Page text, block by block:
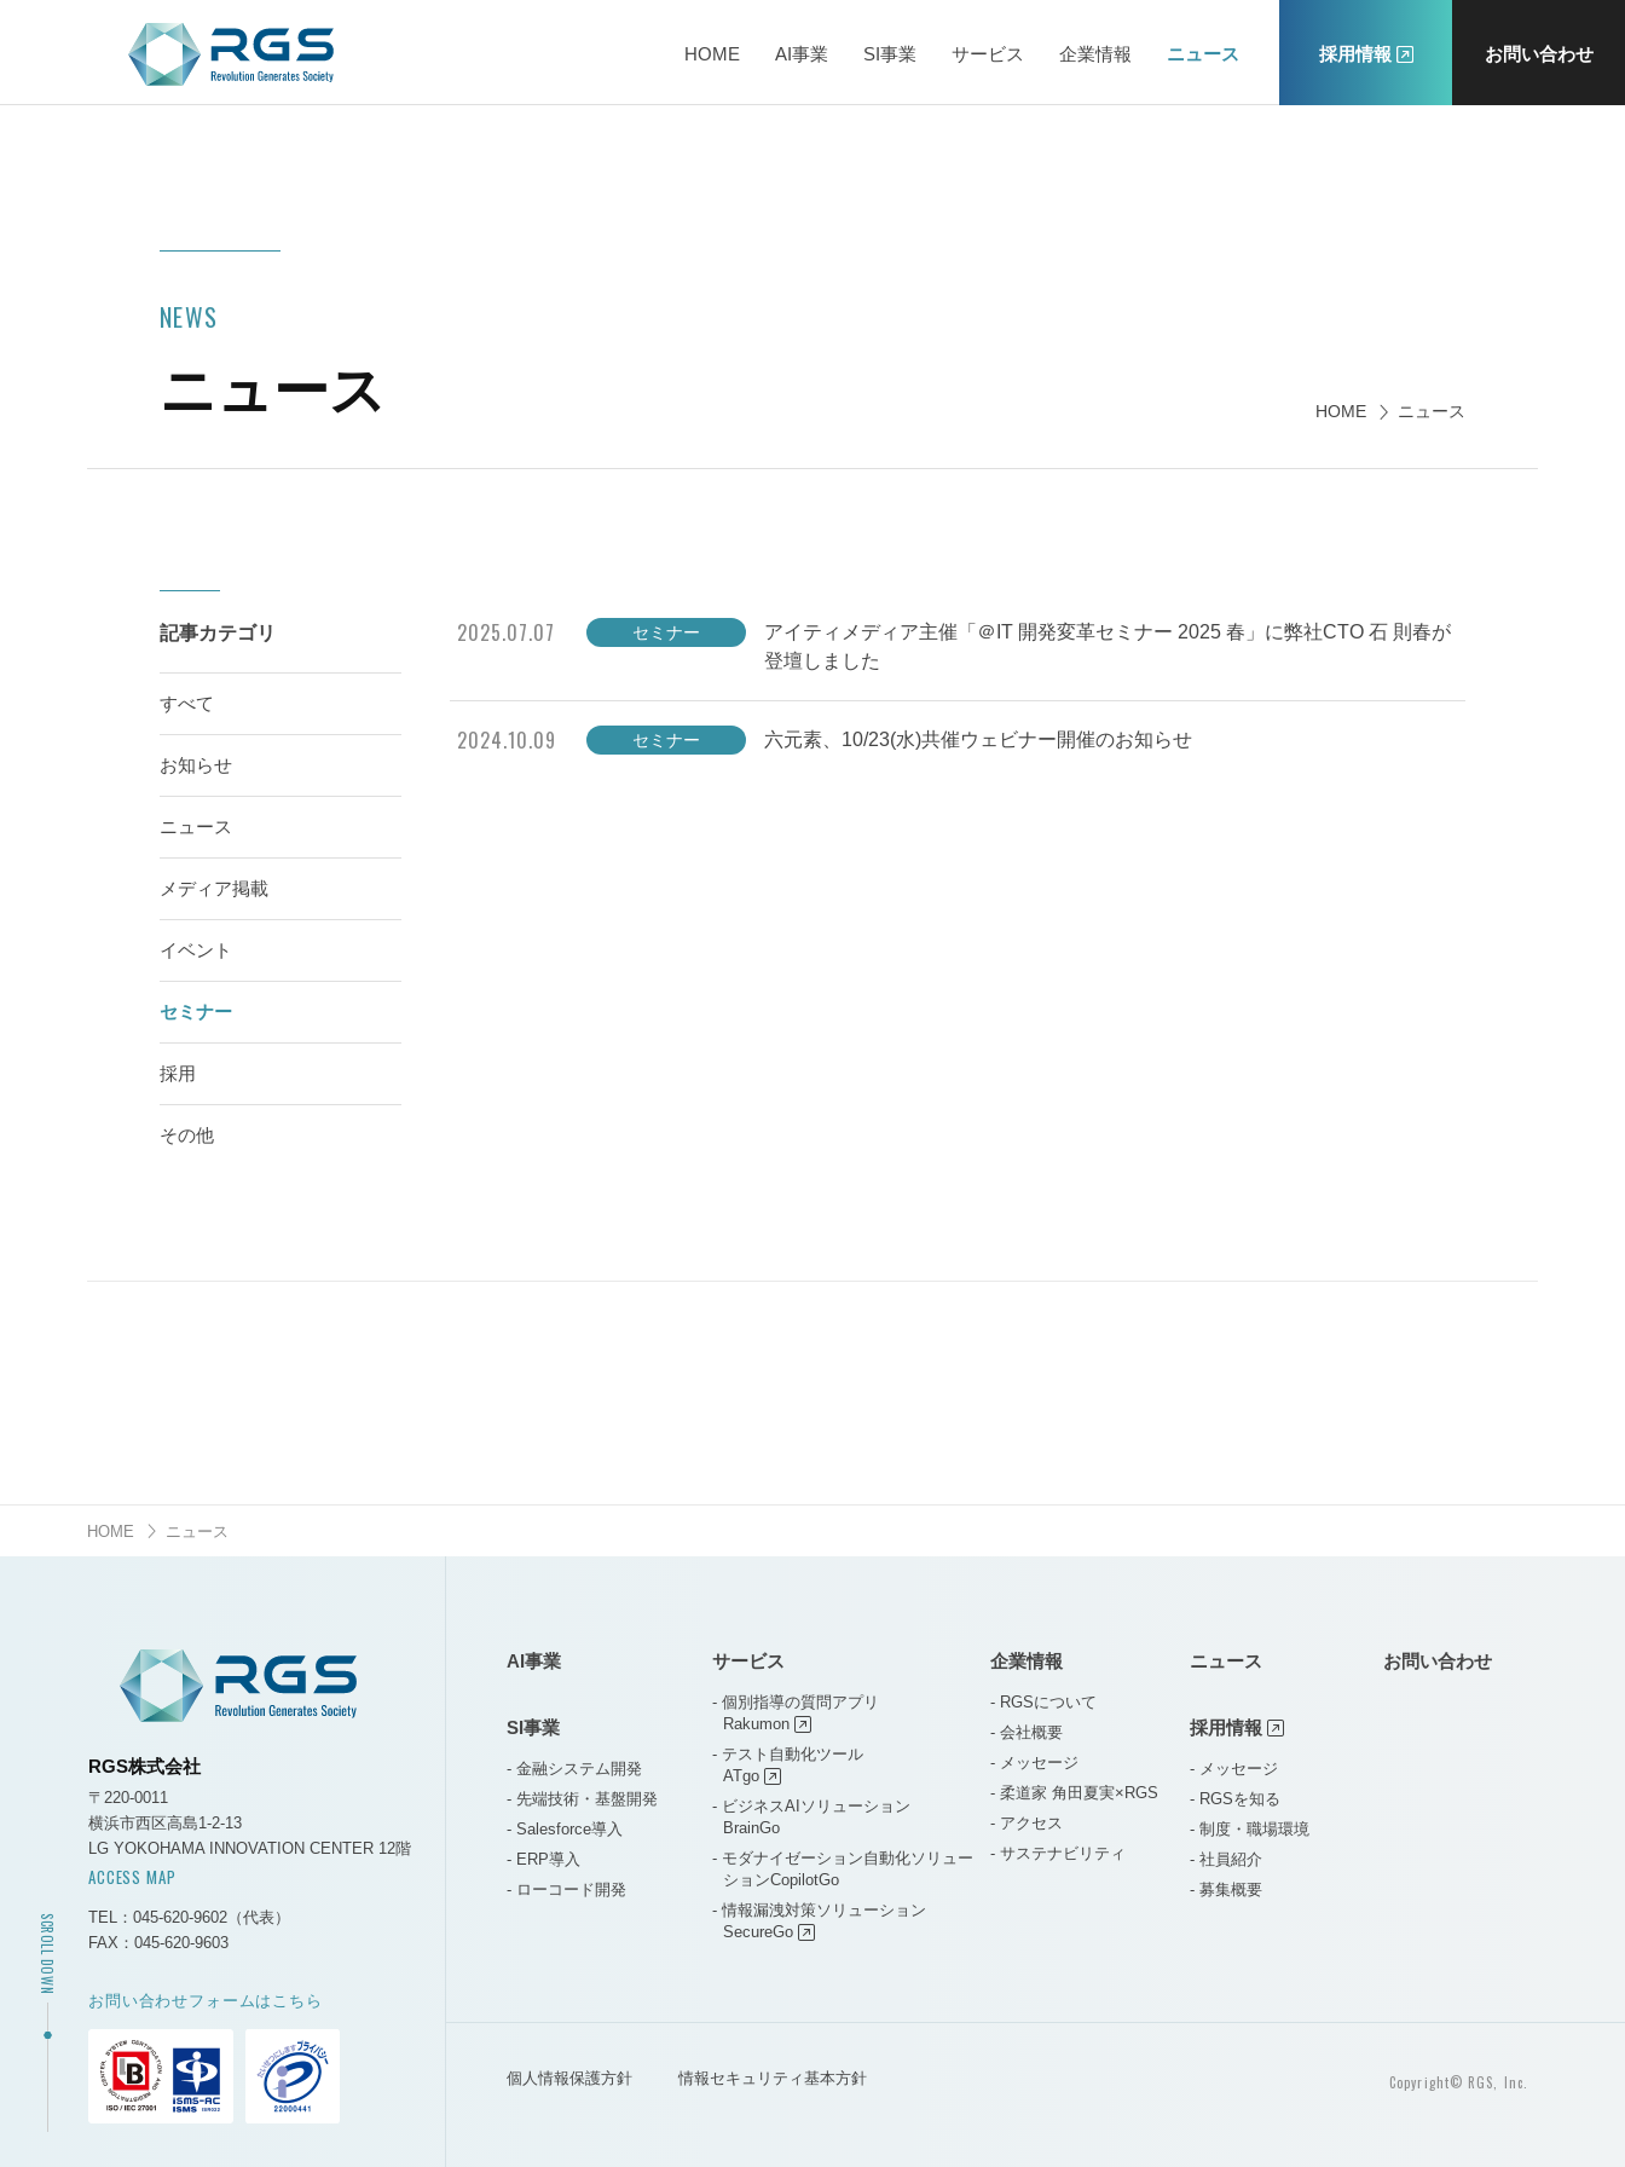
HOME AI事業 SI事業 サービス 企業情報 ニュース 採用情報 お問い合わせ
SCROLL DOWN
HOME ニュース
NEWS
ニュース
記事カテゴリ
すべて
お知らせ
ニュース
メディア掲載
イベント
セミナー
採用
その他
2025.07.07 セミナー
アイティメディア主催「＠IT 開発変革セミナー 2025 春」に弊社CTO 石 則春が
登壇しました
2024.10.09 セミナー 六元素、10/23(水)共催ウェビナー開催のお知らせ
HOME ニュース
RGS株式会社
〒220-0011
横浜市西区高島1-2-13
LG YOKOHAMA INNOVATION CENTER 12階
ACCESS MAP
TEL：045-620-9602 （代表）
FAX：045-620-9603
お問い合わせフォームはこちら
AI事業
SI事業
- 金融システム開発
- 先端技術・基盤開発
- Salesforce導入
- ERP導入
- ローコード開発
サービス
- 個別指導の質問アプリ
Rakumon
- テスト自動化ツール
ATgo
- ビジネスAIソリューション
BrainGo
- モダナイゼーション自動化ソリュー
ションCopilotGo
- 情報漏洩対策ソリューション
SecureGo
企業情報
- RGSについて
- 会社概要
- メッセージ
- 柔道家 角田夏実×RGS
- アクセス
- サステナビリティ
ニュース
採用情報
- メッセージ
- RGSを知る
- 制度・職場環境
- 社員紹介
- 募集概要
お問い合わせ
個人情報保護方針 情報セキュリティ基本方針 Copyright© RGS, Inc.